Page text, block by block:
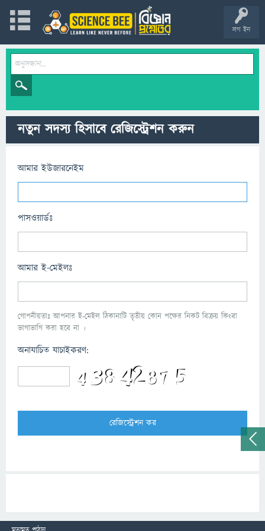
লগ ইন
নতুন সদস্য হিসাবে রেজিস্ট্রেশন করুন
আমার ইউজারনেইম
পাসওয়ার্ডঃ
আমার ই-মেইলঃ
গোপনীয়তাঃ আপনার ই-মেইল ঠিকানাটি তৃতীয় কোন পক্ষের নিকট বিক্রয় কিংবা
ভাগাভাগি করা হবে না ।
অনাযাচিত যাচাইকরণ: